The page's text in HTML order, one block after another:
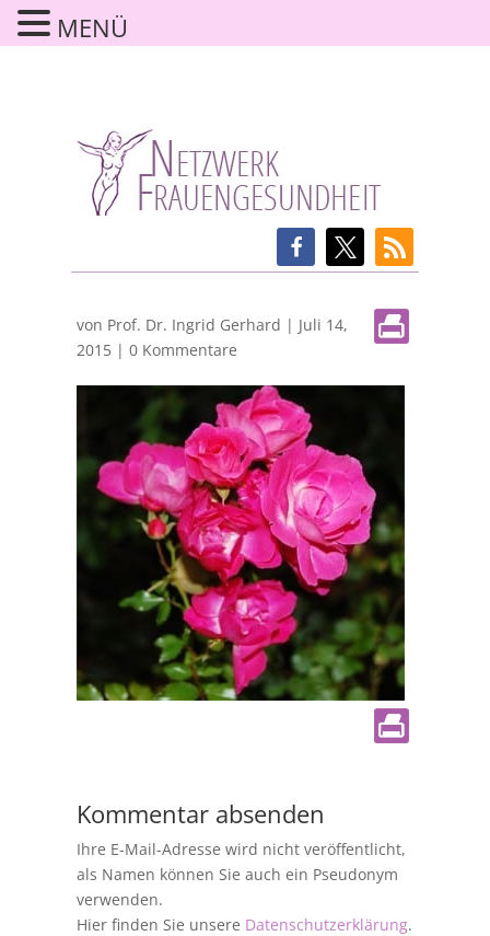
von Prof. Dr. Ingrid Gerhard | Juli 14,
2015| 0 Kommentare
Kommentar absenden
Ihre E-Mail-Adresse wird nicht veröffentlicht,
als Namen können Sie auch ein Pseudonym
verwenden.
Hier finden Sie unsere Datenschutzerklärung.
MENÜ